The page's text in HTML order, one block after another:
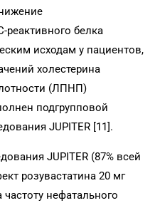
реактивного белка
исходам у пациентов,
холестерина
(ЛПНП)
подгрупповой
JUPITER [11].
JUPITER (87% всей
розувастатина 20 мг
нефатального